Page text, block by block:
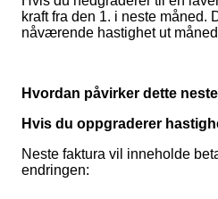
kraft fra den 1. i neste måned.
nåværende hastighet ut
Hvordan påvirker dette
Hvis du oppgraderer
Neste faktura vil inneholde
endringen: